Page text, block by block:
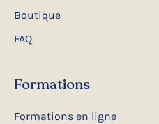
Boutique
FAQ
Formations
Formations en ligne